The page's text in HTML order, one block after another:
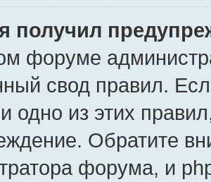
получил
форуме
свод правил.
одно из этих
Обратите
форума, и